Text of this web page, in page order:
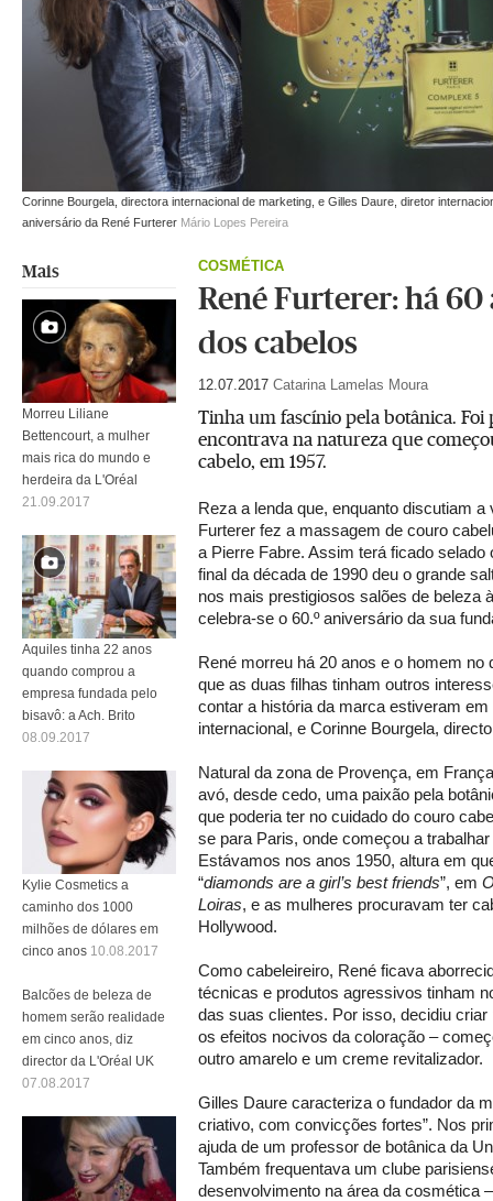
Corinne Bourgela, directora internacional de marketing, e Gilles Daure, diretor
aniversário da René Furterer Mário Lopes Pereira
COSMÉTICA
René Furterer: há 60
dos cabelos
12.07.2017 Catarina Lamelas Moura
Tinha um fascínio pela botânica.
encontrava na natureza que
cabelo, em 1957.
Reza a lenda que, enquanto discutiam
Furterer fez a massagem de couro
a Pierre Fabre. Assim terá ficado selado
final da década de 1990 deu o grande
nos mais prestigiosos salões de beleza
celebra-se o 60.º aniversário da sua
René morreu há 20 anos e o homem no
que as duas filhas tinham outros
contar a história da marca estiveram
internacional, e Corinne Bourgela,
Natural da zona de Provença, em
avó, desde cedo, uma paixão pela
que poderia ter no cuidado do couro
se para Paris, onde começou a
Estávamos nos anos 1950, altura em
“diamonds are a girl’s best friends”, em
Loiras, e as mulheres procuravam ter
Hollywood.
Como cabeleireiro, René ficava
técnicas e produtos agressivos tinham
das suas clientes. Por isso, decidiu
os efeitos nocivos da coloração –
outro amarelo e um creme revitalizador.
Gilles Daure caracteriza o fundador da
criativo, com convicções fortes”. Nos
ajuda de um professor de botânica da
Também frequentava um clube
desenvolvimento na área da cosmética
Mais
Morreu Liliane
Bettencourt, a mulher
mais rica do mundo e
herdeira da L'Oréal
21.09.2017
Aquiles tinha 22 anos
quando comprou a
empresa fundada pelo
bisavô: a Ach. Brito
08.09.2017
Kylie Cosmetics a
caminho dos 1000
milhões de dólares em
cinco anos 10.08.2017
Balcões de beleza de
homem serão realidade
em cinco anos, diz
director da L'Oréal UK
07.08.2017